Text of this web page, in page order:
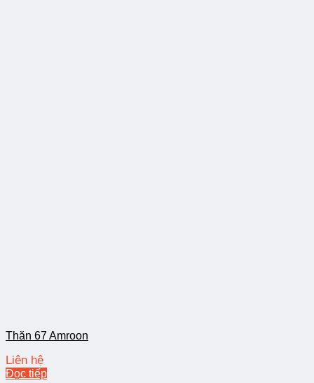
Thăn 67 Amroon
Liên hệ
Đọc tiếp